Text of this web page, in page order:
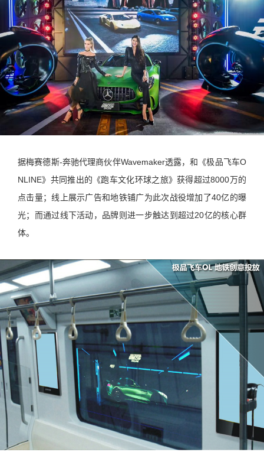
据梅赛德斯-奔驰代理商伙伴Wavemaker透露，和《极品飞车O
NLINE》共同推出的《跑车文化环球之旅》获得超过8000万的
点击量；线上展示广告和地铁铺广为此次战役增加了40亿的曝
光；而通过线下活动，品牌则进一步触达到超过20亿的核心群
体。